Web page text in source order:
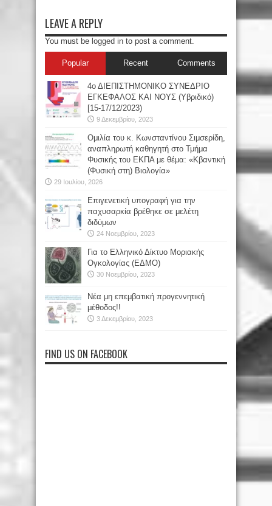
LEAVE A REPLY
You must be logged in to post a comment.
Popular Recent Comments
4ο ΔΙΕΠΙΣΤΗΜΟΝΙΚΟ ΣΥΝΕΔΡΙΟ
ΕΓΚΕΦΑΛΟΣ ΚΑΙ ΝΟΥΣ (Υβριδικό)
[15-17/12/2023)
9 Δεκεμβρίου, 2023
Oμιλία του κ. Κωνσταντίνου Σιμσερίδη,
αναπληρωτή καθηγητή στο Τμήμα
Φυσικής του ΕΚΠΑ με θέμα: «Κβαντική
(Φυσική στη) Βιολογία»
29 Ιουλίου, 2026
Επιγενετική υπογραφή για την
παχυσαρκία βρέθηκε σε μελέτη
διδύμων
24 Νοεμβρίου, 2023
Για το Ελληνικό Δίκτυο Μοριακής
Ογκολογίας (ΕΔΜΟ)
30 Νοεμβρίου, 2023
Νέα μη επεμβατική προγεννητική
μέθοδος!!
3 Δεκεμβρίου, 2023
FIND US ON FACEBOOK